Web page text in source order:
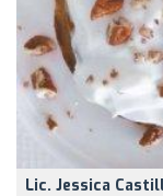
Lic. Jessica